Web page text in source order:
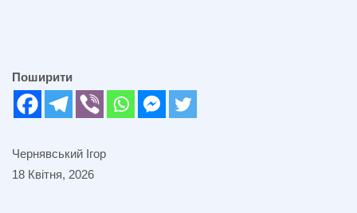
Поширити
Чернявський Ігор
18 Квітня, 2026